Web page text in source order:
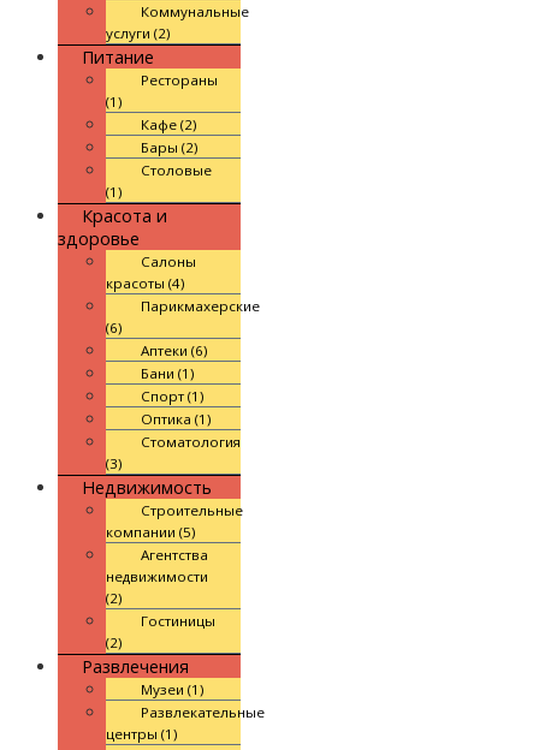
Коммунальные
услуги (2)
Питание
Рестораны
(1)
Кафе (2)
Бары (2)
Столовые
(1)
Красота и
здоровье
Салоны
красоты (4)
Парикмахерские
(6)
Аптеки (6)
Бани (1)
Спорт (1)
Оптика (1)
Стоматология
(3)
Недвижимость
Строительные
компании (5)
Агентства
недвижимости
(2)
Гостиницы
(2)
Развлечения
Музеи (1)
Развлекательные
центры (1)